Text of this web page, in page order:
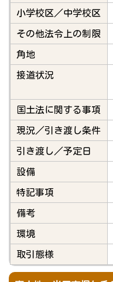
小学校区／中学校区
その他法令上の制限
角地
接道状況
国土法に関する事項
現況／引き渡し条件
引き渡し／予定日
設備
特記事項
備考
環境
取引態様